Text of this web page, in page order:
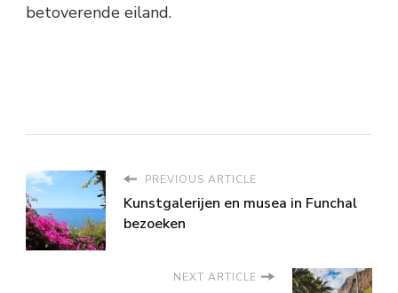
betoverende eiland.
PREVIOUS ARTICLE
Kunstgalerijen en musea in Funchal
bezoeken
NEXT ARTICLE